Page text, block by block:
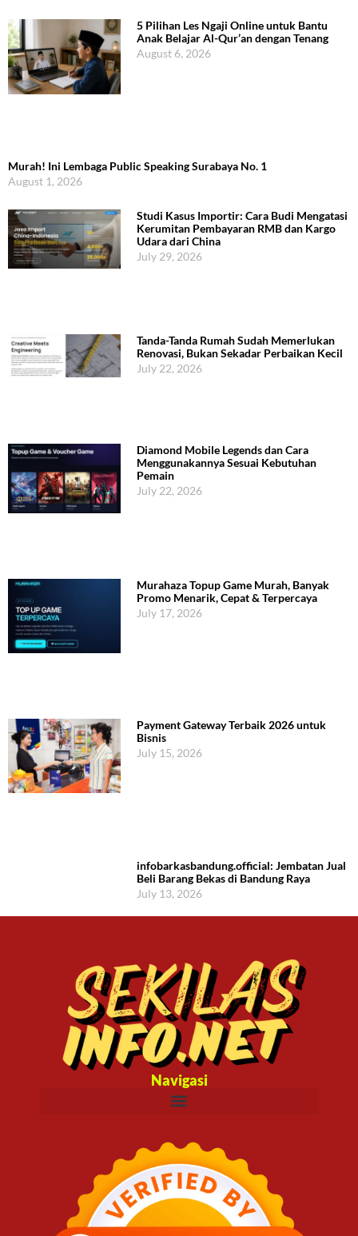
5 Pilihan Les Ngaji Online untuk Bantu
Anak Belajar Al-Qur’an dengan Tenang
August 6, 2026
Murah! Ini Lembaga Public Speaking Surabaya No. 1
August 1, 2026
Studi Kasus Importir: Cara Budi Mengatasi
Kerumitan Pembayaran RMB dan Kargo
Udara dari China
July 29, 2026
Tanda-Tanda Rumah Sudah Memerlukan
Renovasi, Bukan Sekadar Perbaikan Kecil
July 22, 2026
Diamond Mobile Legends dan Cara
Menggunakannya Sesuai Kebutuhan
Pemain
July 22, 2026
Murahaza Topup Game Murah, Banyak
Promo Menarik, Cepat & Terpercaya
July 17, 2026
Payment Gateway Terbaik 2026 untuk
Bisnis
July 15, 2026
infobarkasbandung.official: Jembatan Jual
Beli Barang Bekas di Bandung Raya
July 13, 2026
Navigasi